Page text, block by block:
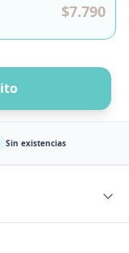
$7.790
Sin existencias